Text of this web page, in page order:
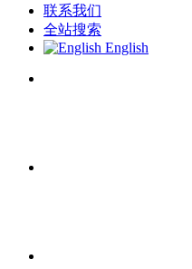
联系我们
全站搜索
English